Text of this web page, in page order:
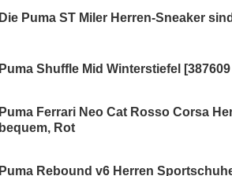
Die Puma ST Miler Herren-Sneaker
Puma Shuffle Mid Winterstiefel [387609
Puma Ferrari Neo Cat Rosso Corsa
bequem, Rot
Puma Rebound v6 Herren